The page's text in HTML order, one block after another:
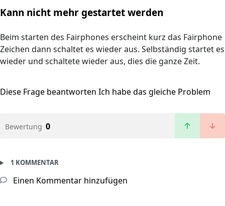
Kann nicht mehr gestartet werden
Beim starten des Fairphones erscheint kurz das Fairphone
Zeichen dann schaltet es wieder aus. Selbständig startet es
wieder und schaltete wieder aus, dies die ganze Zeit.
Diese Frage beantworten Ich habe das gleiche Problem
Bewertung 0
1 KOMMENTAR
Einen Kommentar hinzufügen